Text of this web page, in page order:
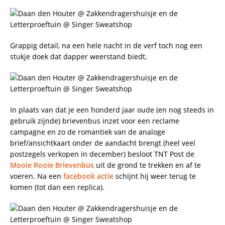
Grappig detail, na een hele nacht in de verf toch nog een
stukje doek dat dapper weerstand biedt.
In plaats van dat je een honderd jaar oude (en nog steeds in
gebruik zijnde) brievenbus inzet voor een reclame
campagne en zo de romantiek van de analoge
brief/ansichtkaart onder de aandacht brengt (heel veel
postzegels verkopen in december) besloot TNT Post de
Mooie Rooie Brievenbus uit de grond te trekken en af te
voeren. Na een facebook actie schijnt hij weer terug te
komen (tot dan een replica).